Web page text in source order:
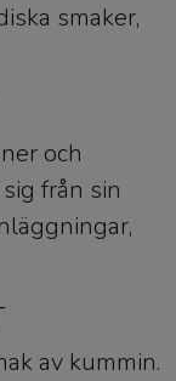
smaker,
och
från sin
av kummin.